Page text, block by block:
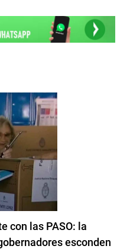
con las PASO: la
esconden